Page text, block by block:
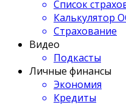
Список
Калькулятор
Страхование
Видео
Подкасты
Личные финансы
Экономия
Кредиты